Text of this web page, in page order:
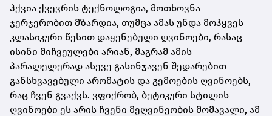
ჰქვია ქვევრის ტექნოლოგია, მოთხოვნა
ჯერჯერობით მზარდია, თუმცა ამას უნდა მოჰყვეს
კლასიკური წესით დაყენებული ღვინოები, რასაც
ისინი მიჩვეულები არიან, მაგრამ ამის
პარალელურად ასევე გასინჯავენ შედარებით
განსხვავებული არომატის და გემოების ღვინოებს,
რაც ჩვენ გვაქვს. ვფიქრობ, ბუტიკური სტილის
ღვინოები ეს არის ჩვენი მეღვინეობის მომავალი, ამ